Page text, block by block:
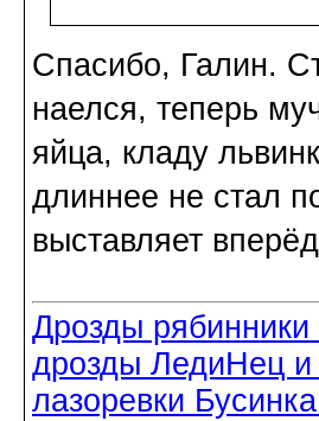
Спасибо, Галин.
наелся, теперь
яйца, кладу
длиннее не стал
выставляет
Дрозды
дрозды ЛедиНец
лазоревки